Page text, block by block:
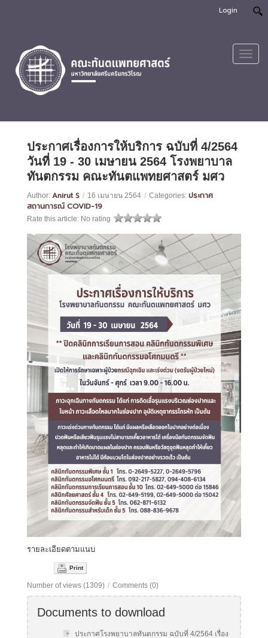
Login
ประกาศเรื่องการให้บริการ ฉบับที่ 4/2564
วันที่ 19 - 30 เมษายน 2564 โรงพยาบาล
ทันตกรรม คณะทันตแพทยศาสตร์ มศว
Author: Anirut S / 16 เมษายน 2564 / Categories: ประกาศ
สถานการณ์ COVID-19
Rate this article: No rating
รายละเอียดตามแนบ
Print
Number of views (1309) / Comments (0)
Documents to download
ประกาศโรงพยาบาลทันตกรรม ฉบับที่ 4/2564 เรื่อง